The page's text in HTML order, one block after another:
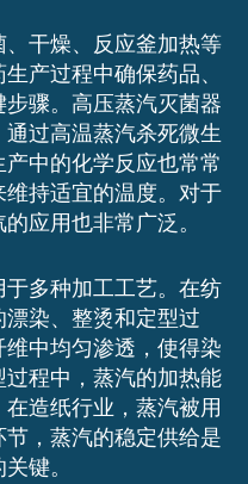
干燥、反应釜加热等
产过程中确保药品、
骤。高压蒸汽灭菌器
过高温蒸汽杀死微生
中的化学反应也常常
持适宜的温度。对于
应用也非常广泛。
多种加工工艺。在纺
染、整烫和定型过
中均匀渗透，使得染
程中，蒸汽的加热能
造纸行业，蒸汽被用
，蒸汽的稳定供给是
键。